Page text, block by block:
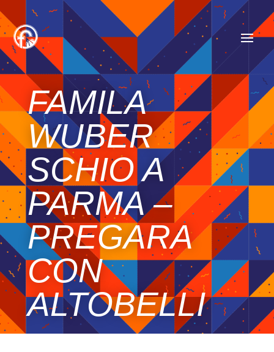
FAMILA
WUBER
SCHIO A
PARMA –
PREGARA
CON
ALTOBELLI